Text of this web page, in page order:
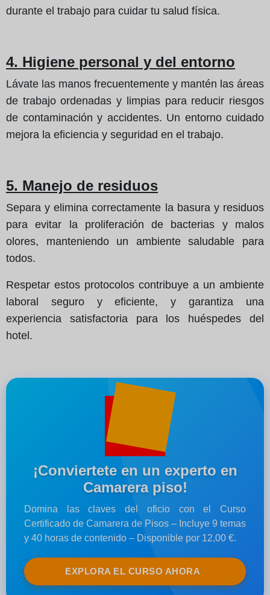
durante el trabajo para cuidar tu salud física.
4. Higiene personal y del entorno
Lávate las manos frecuentemente y mantén las áreas
de trabajo ordenadas y limpias para reducir riesgos
de contaminación y accidentes. Un entorno cuidado
mejora la eficiencia y seguridad en el trabajo.
5. Manejo de residuos
Separa y elimina correctamente la basura y residuos
para evitar la proliferación de bacterias y malos
olores, manteniendo un ambiente saludable para
todos.
Respetar estos protocolos contribuye a un ambiente
laboral seguro y eficiente, y garantiza una
experiencia satisfactoria para los huéspedes del
hotel.
¡Conviertete en un experto en
Camarera piso!
Domina las claves del oficio con el Curso
Certificado de Camarera de Pisos – Incluye 9 temas
y 40 horas de contenido – Disponible por 12,00 €.
EXPLORA EL CURSO AHORA